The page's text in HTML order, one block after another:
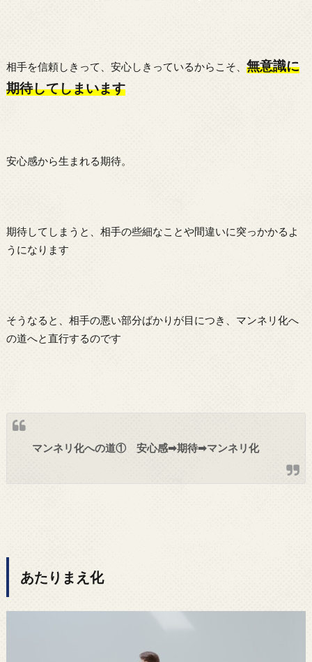
相手を信頼しきって、安心しきっているからこそ、 無意識に
期待してしまいます
安心感から生まれる期待。
期待してしまうと、相手の些細なことや間違いに突っかかるよ
うになります
そうなると、相手の悪い部分ばかりが目につき、マンネリ化へ
の道へと直行するのです
マンネリ化への道① 安心感➡期待➡マンネリ化
あたりまえ化